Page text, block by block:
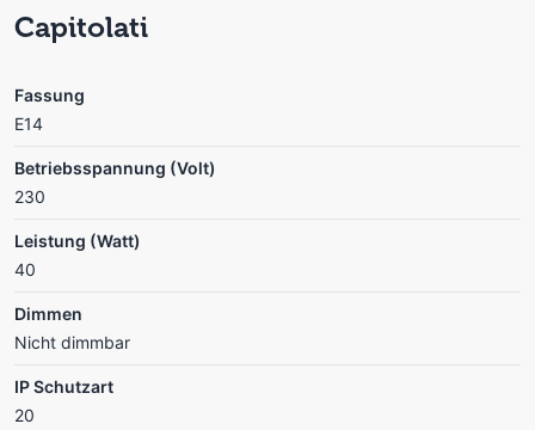
Capitolati
Fassung
E14
Betriebsspannung (Volt)
230
Leistung (Watt)
40
Dimmen
Nicht dimmbar
IP Schutzart
20